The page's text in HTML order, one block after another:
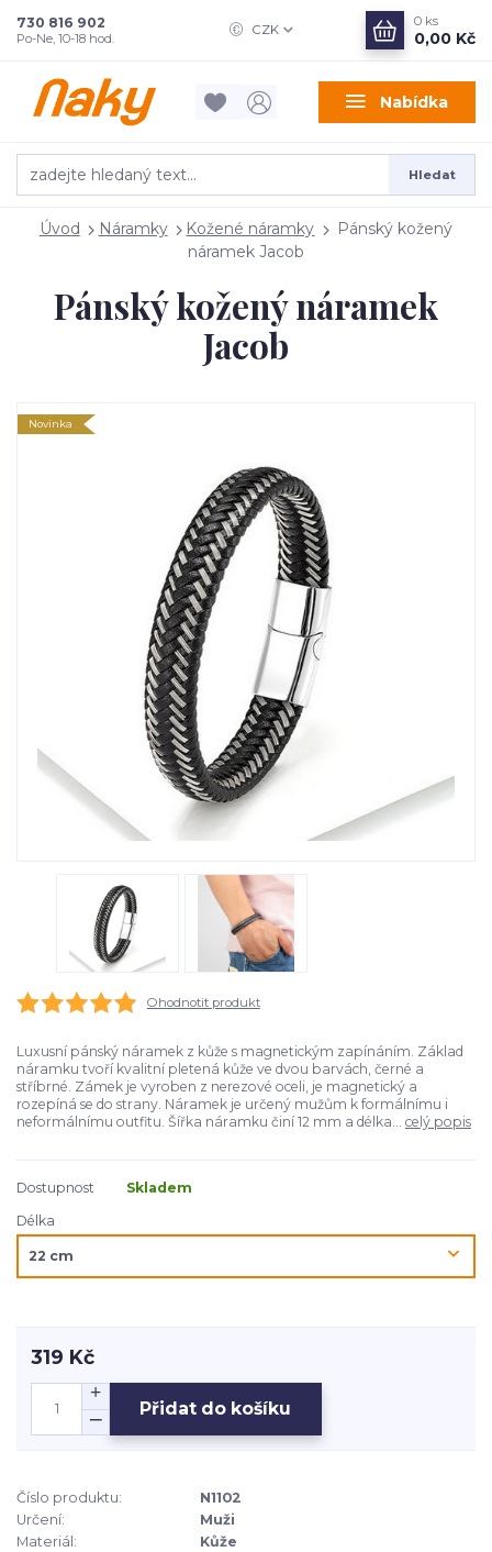
Nabídka
CZK
Hledat
730 816 902
Po-Ne, 10-18 hod.
0 ks
0,00 Kč
Úvod Náramky Kožené náramky
Pánský kožený
náramek Jacob
Pánský kožený náramek
Jacob
Novinka
Ohodnotit produkt
Luxusní pánský náramek z kůže s magnetickým zapínáním. Základ
náramku tvoří kvalitní pletená kůže ve dvou barvách, černé a
stříbrné. Zámek je vyroben z nerezové oceli, je magnetický a
rozepíná se do strany. Náramek je určený mužům k formálnímu i
neformálnímu outfitu. Šířka náramku činí 12 mm a délka... celý popis
Dostupnost
Skladem
Délka
319 Kč
Přidat do košíku
Číslo produktu:
N1102
Určení:
Muži
Materiál:
Kůže